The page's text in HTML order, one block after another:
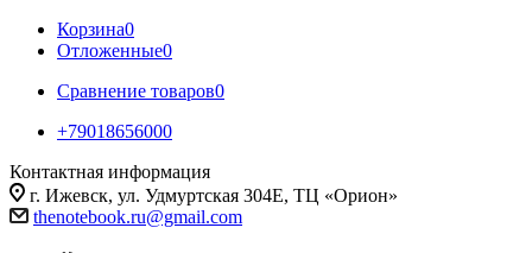
Корзина0
Отложенные0
Сравнение товаров0
+79018656000
Контактная информация
г. Ижевск, ул. Удмуртская 304Е, ТЦ «Орион»
thenotebook.ru@gmail.com